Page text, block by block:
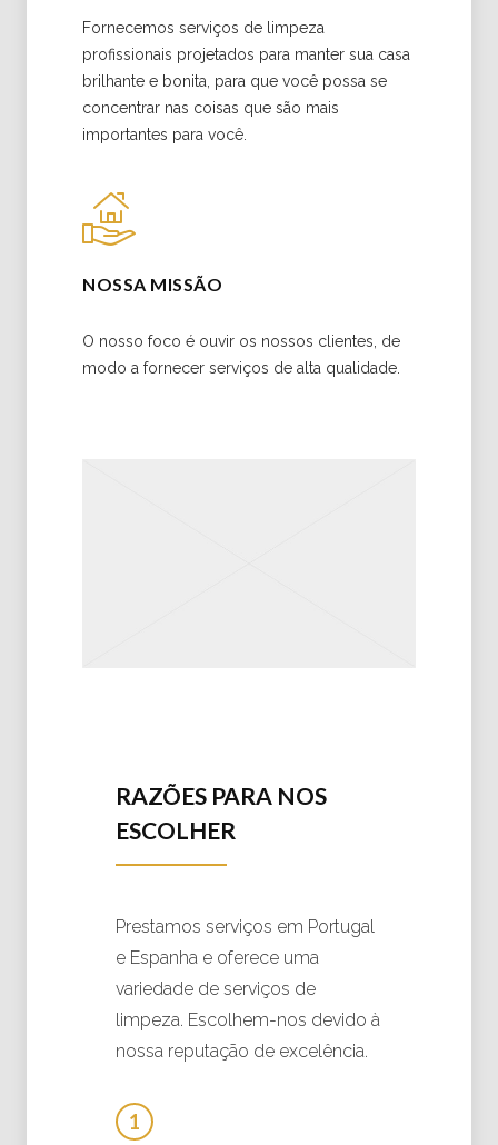
Fornecemos serviços de limpeza
profissionais projetados para manter sua casa
brilhante e bonita, para que você possa se
concentrar nas coisas que são mais
importantes para você.
NOSSA MISSÃO
O nosso foco é ouvir os nossos clientes, de
modo a fornecer serviços de alta qualidade.
RAZÕES PARA NOS
ESCOLHER
Prestamos serviços em Portugal
e Espanha e oferece uma
variedade de serviços de
limpeza. Escolhem-nos devido à
nossa reputação de excelência.
1